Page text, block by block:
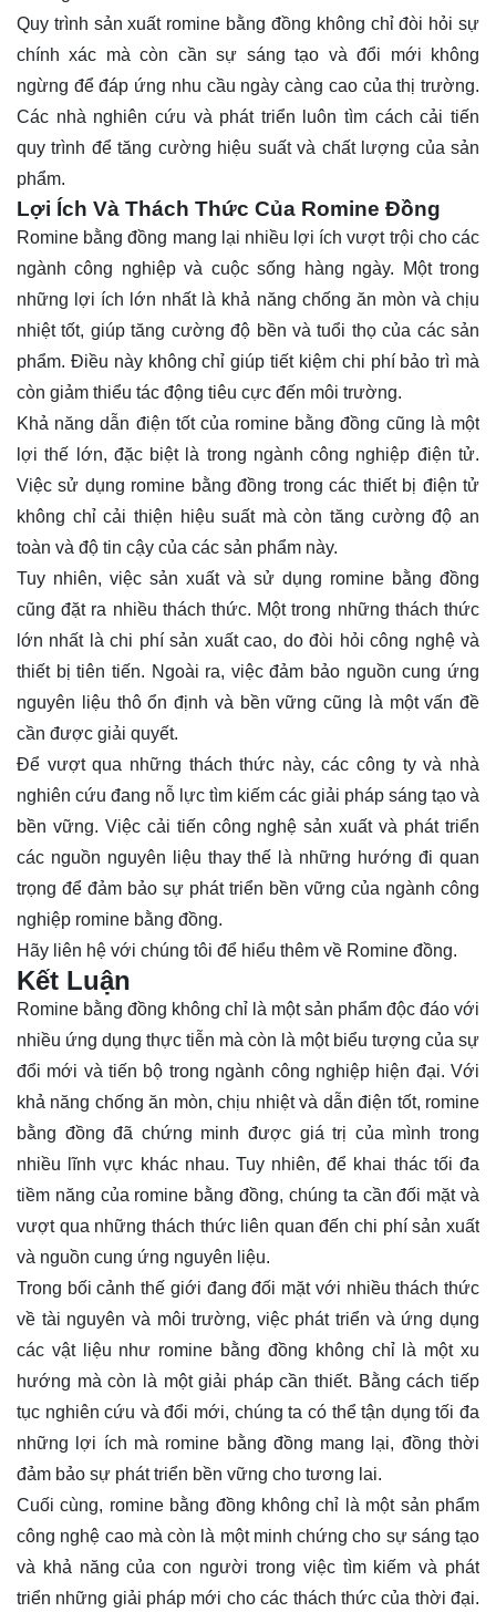
Quy trình sản xuất romine bằng đồng không chỉ đòi hỏi sự
chính xác mà còn cần sự sáng tạo và đổi mới không
ngừng để đáp ứng nhu cầu ngày càng cao của thị trường.
Các nhà nghiên cứu và phát triển luôn tìm cách cải tiến
quy trình để tăng cường hiệu suất và chất lượng của sản
phẩm.
Lợi Ích Và Thách Thức Của Romine Đồng
Romine bằng đồng mang lại nhiều lợi ích vượt trội cho các
ngành công nghiệp và cuộc sống hàng ngày. Một trong
những lợi ích lớn nhất là khả năng chống ăn mòn và chịu
nhiệt tốt, giúp tăng cường độ bền và tuổi thọ của các sản
phẩm. Điều này không chỉ giúp tiết kiệm chi phí bảo trì mà
còn giảm thiểu tác động tiêu cực đến môi trường.
Khả năng dẫn điện tốt của romine bằng đồng cũng là một
lợi thế lớn, đặc biệt là trong ngành công nghiệp điện tử.
Việc sử dụng romine bằng đồng trong các thiết bị điện tử
không chỉ cải thiện hiệu suất mà còn tăng cường độ an
toàn và độ tin cậy của các sản phẩm này.
Tuy nhiên, việc sản xuất và sử dụng romine bằng đồng
cũng đặt ra nhiều thách thức. Một trong những thách thức
lớn nhất là chi phí sản xuất cao, do đòi hỏi công nghệ và
thiết bị tiên tiến. Ngoài ra, việc đảm bảo nguồn cung ứng
nguyên liệu thô ổn định và bền vững cũng là một vấn đề
cần được giải quyết.
Để vượt qua những thách thức này, các công ty và nhà
nghiên cứu đang nỗ lực tìm kiếm các giải pháp sáng tạo và
bền vững. Việc cải tiến công nghệ sản xuất và phát triển
các nguồn nguyên liệu thay thế là những hướng đi quan
trọng để đảm bảo sự phát triển bền vững của ngành công
nghiệp romine bằng đồng.
Hãy liên hệ với chúng tôi để hiểu thêm về Romine đồng.
Kết Luận
Romine bằng đồng không chỉ là một sản phẩm độc đáo với
nhiều ứng dụng thực tiễn mà còn là một biểu tượng của sự
đổi mới và tiến bộ trong ngành công nghiệp hiện đại. Với
khả năng chống ăn mòn, chịu nhiệt và dẫn điện tốt, romine
bằng đồng đã chứng minh được giá trị của mình trong
nhiều lĩnh vực khác nhau. Tuy nhiên, để khai thác tối đa
tiềm năng của romine bằng đồng, chúng ta cần đối mặt và
vượt qua những thách thức liên quan đến chi phí sản xuất
và nguồn cung ứng nguyên liệu.
Trong bối cảnh thế giới đang đối mặt với nhiều thách thức
về tài nguyên và môi trường, việc phát triển và ứng dụng
các vật liệu như romine bằng đồng không chỉ là một xu
hướng mà còn là một giải pháp cần thiết. Bằng cách tiếp
tục nghiên cứu và đổi mới, chúng ta có thể tận dụng tối đa
những lợi ích mà romine bằng đồng mang lại, đồng thời
đảm bảo sự phát triển bền vững cho tương lai.
Cuối cùng, romine bằng đồng không chỉ là một sản phẩm
công nghệ cao mà còn là một minh chứng cho sự sáng tạo
và khả năng của con người trong việc tìm kiếm và phát
triển những giải pháp mới cho các thách thức của thời đại.